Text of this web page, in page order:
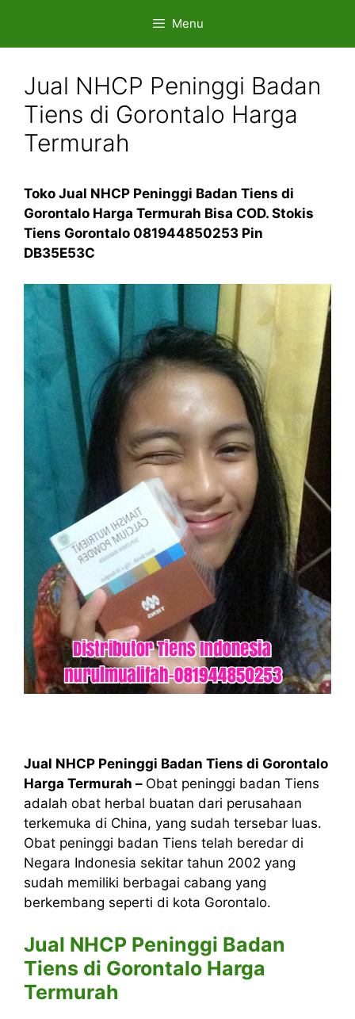
content
Menu
Jual NHCP Peninggi Badan
Tiens di Gorontalo Harga
Termurah
Toko Jual NHCP Peninggi Badan Tiens di
Gorontalo Harga Termurah Bisa COD. Stokis
Tiens Gorontalo 081944850253 Pin
DB35E53C
Jual NHCP Peninggi Badan Tiens di Gorontalo
Harga Termurah – Obat peninggi badan Tiens
adalah obat herbal buatan dari perusahaan
terkemuka di China, yang sudah tersebar luas.
Obat peninggi badan Tiens telah beredar di
Negara Indonesia sekitar tahun 2002 yang
sudah memiliki berbagai cabang yang
berkembang seperti di kota Gorontalo.
Jual NHCP Peninggi Badan
Tiens di Gorontalo Harga
Termurah